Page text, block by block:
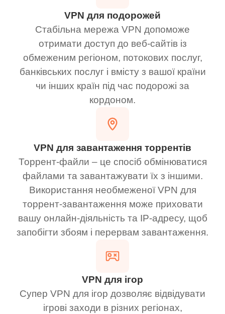
VPN для подорожей
Стабільна мережа VPN допоможе
отримати доступ до веб-сайтів із
обмеженим регіоном, потокових послуг,
банківських послуг і вмісту з вашої країни
чи інших країн під час подорожі за
кордоном.
VPN для завантаження торрентів
Торрент-файли – це спосіб обмінюватися
файлами та завантажувати їх з іншими.
Використання необмеженої VPN для
торрент-завантаження може приховати
вашу онлайн-діяльність та IP-адресу, щоб
запобігти збоям і перервам завантаження.
VPN для ігор
Супер VPN для ігор дозволяє відвідувати
ігрові заходи в різних регіонах,